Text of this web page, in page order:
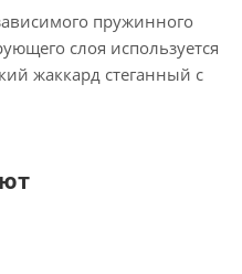
пружинного
слоя используется
жаккард стеганный с